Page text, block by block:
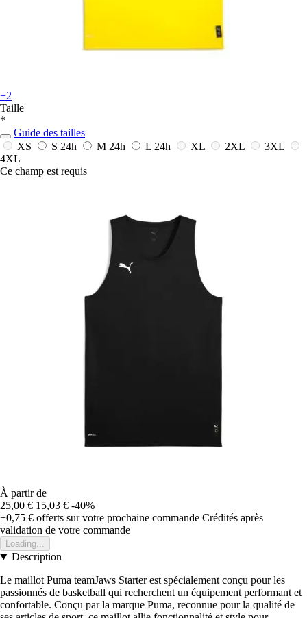
+2
Taille
*
Guide des tailles
XS
S 24h M 24h L 24h XL 2XL
3XL
4XL
Ce champ est requis
À partir de
25,00 € 15,03 € -40%
+0,75 € offerts sur votre prochaine commande Crédités après
validation de votre commande
Loading...
Description
Le maillot Puma teamJaws Starter est spécialement conçu pour les
passionnés de basketball qui recherchent un équipement performant et
confortable. Conçu par la marque Puma, reconnue pour la qualité de